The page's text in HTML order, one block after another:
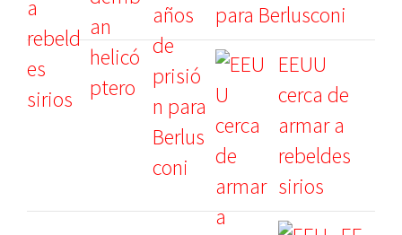
para Berlusconi
EEUU
cerca de
armar a
rebeldes
sirios